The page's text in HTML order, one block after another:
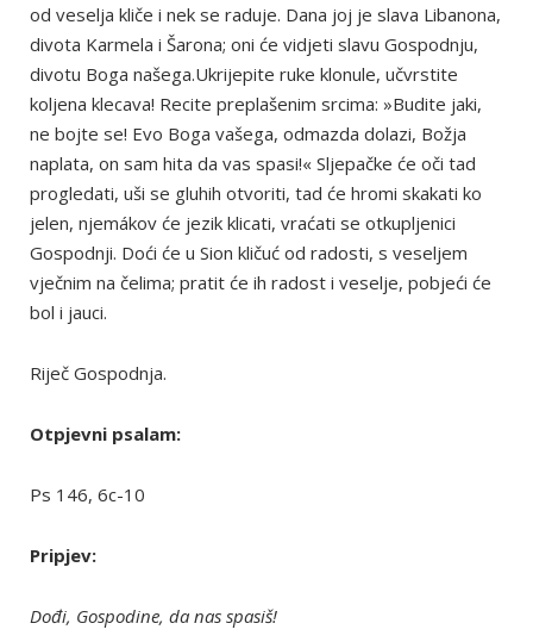
od veselja kliče i nek se raduje. Dana joj je slava Libanona,
divota Karmela i Šarona; oni će vidjeti slavu Gospodnju,
divotu Boga našega.Ukrijepite ruke klonule, učvrstite
koljena klecava! Recite preplašenim srcima: »Budite jaki,
ne bojte se! Evo Boga vašega, odmazda dolazi, Božja
naplata, on sam hita da vas spasi!« Sljepačke će oči tad
progledati, uši se gluhih otvoriti, tad će hromi skakati ko
jelen, njemákov će jezik klicati, vraćati se otkupljenici
Gospodnji. Doći će u Sion kličuć od radosti, s veseljem
vječnim na čelima; pratit će ih radost i veselje, pobjeći će
bol i jauci.
Riječ Gospodnja.
Otpjevni psalam:
Ps 146, 6c-10
Pripjev:
Dođi, Gospodine, da nas spasiš!